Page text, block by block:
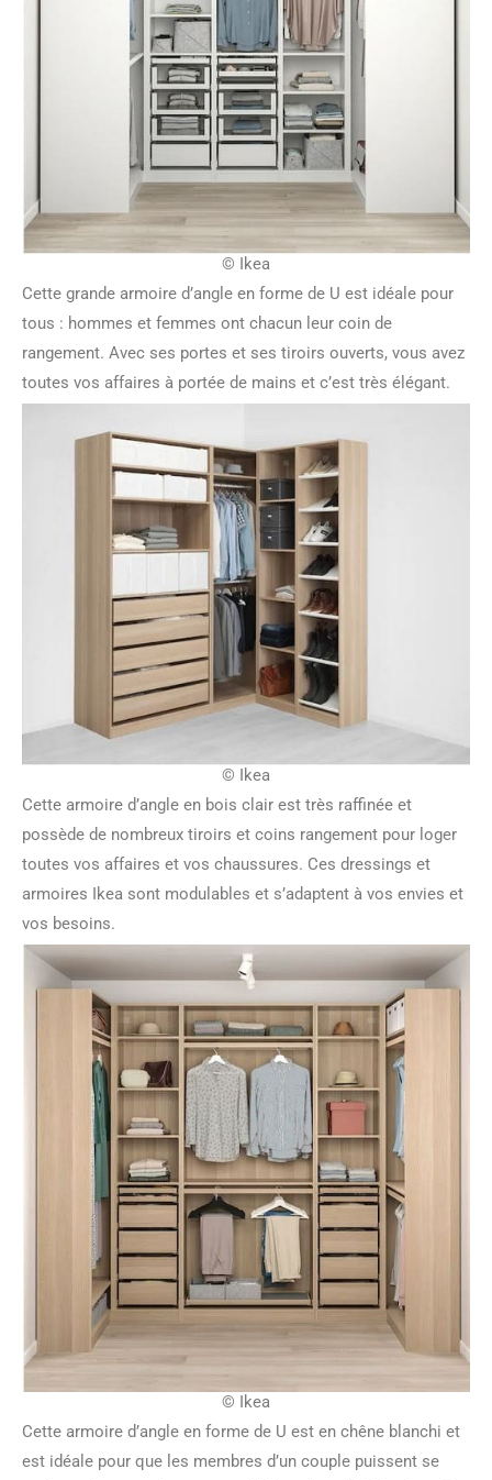
© Ikea
Cette grande armoire d’angle en forme de U est idéale pour
tous : hommes et femmes ont chacun leur coin de
rangement. Avec ses portes et ses tiroirs ouverts, vous avez
toutes vos affaires à portée de mains et c’est très élégant.
© Ikea
Cette armoire d’angle en bois clair est très raffinée et
possède de nombreux tiroirs et coins rangement pour loger
toutes vos affaires et vos chaussures. Ces dressings et
armoires Ikea sont modulables et s’adaptent à vos envies et
vos besoins.
© Ikea
Cette armoire d’angle en forme de U est en chêne blanchi et
est idéale pour que les membres d’un couple puissent se